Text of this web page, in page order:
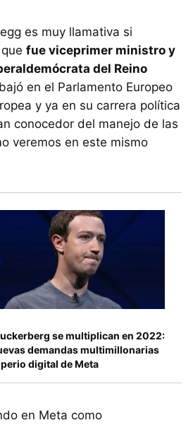
es muy llamativa si
fue viceprimer ministro y
del Reino
en el Parlamento Europeo
y ya en su carrera política
conocedor del manejo de las
veremos en este mismo
se multiplican en 2022:
demandas multimillonarias
digital de Meta
en Meta como